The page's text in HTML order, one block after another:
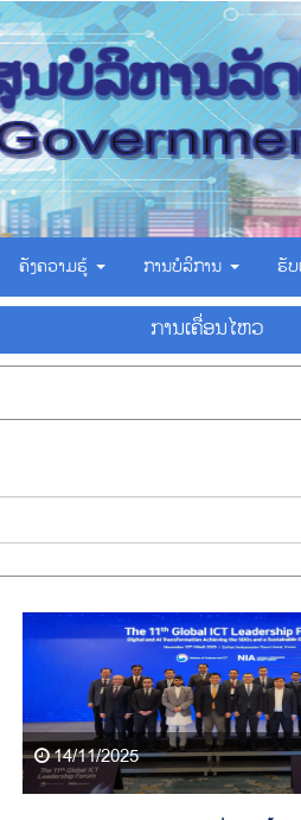
ຄັງຄວາມຮູ້ ການບໍລິການ ຮັ
ການ​ເຄື່ອນ​ໄຫວ
14/11/2025